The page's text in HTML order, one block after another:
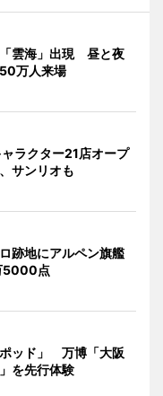
雲海」出現 昼と夜
万人来場
ャラクター21店オープ
サンリオも
跡地にアルペン旗艦
5000点
ッド」 万博「大阪
を先行体験